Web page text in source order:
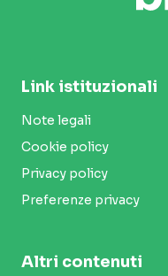
Link istituzionali
Note legali
Cookie policy
Privacy policy
Preferenze privacy
Altri contenuti